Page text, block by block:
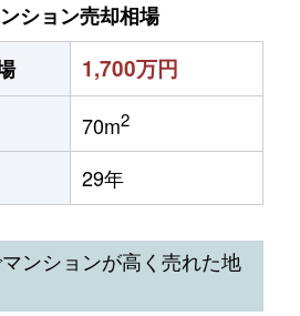
ション売却相場
1,700万円
70m2
29年
ンションが高く売れた地